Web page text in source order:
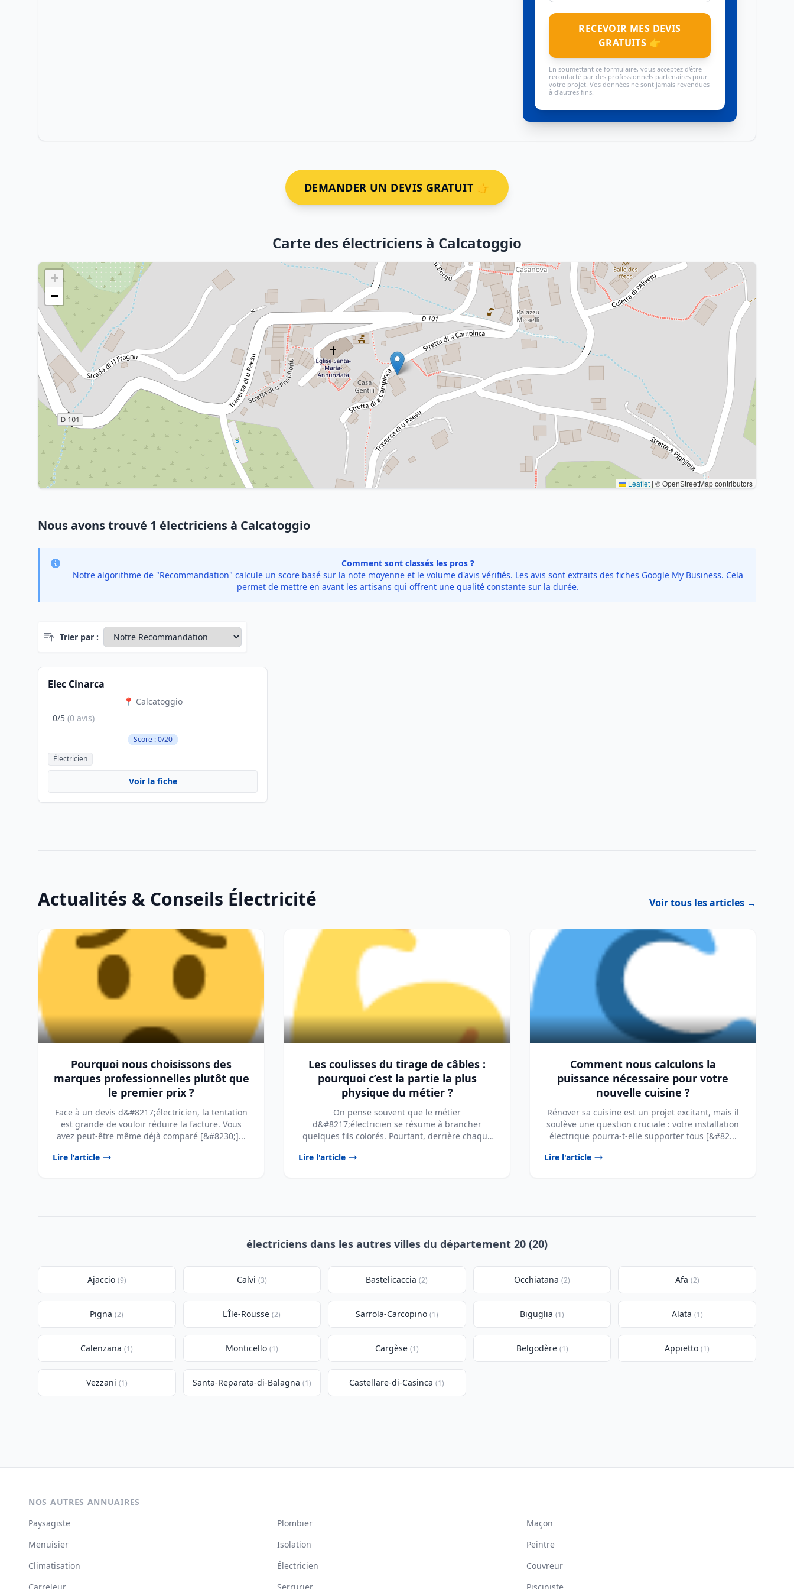
RECEVOIR MES DEVIS
GRATUITS 👉
En soumettant ce formulaire, vous acceptez d'être
recontacté par des professionnels partenaires pour
votre projet. Vos données ne sont jamais revendues
à d'autres fins.
DEMANDER UN DEVIS GRATUIT 👉
Carte des électriciens à Calcatoggio
+
−
Leaflet | © OpenStreetMap contributors
Nous avons trouvé 1 électriciens à Calcatoggio
Comment sont classés les pros ?
Notre algorithme de "Recommandation" calcule un score basé sur la note moyenne et le volume d'avis vérifiés. Les avis sont extraits des fiches Google My Business. Cela
permet de mettre en avant les artisans qui offrent une qualité constante sur la durée.
Trier par :
Elec Cinarca
📍 Calcatoggio
0/5 (0 avis)
Score : 0/20
Électricien
Voir la fiche
Actualités & Conseils Électricité Voir tous les articles →
Pourquoi nous choisissons des
marques professionnelles plutôt que
le premier prix ?
Face à un devis d&#8217;électricien, la tentation
est grande de vouloir réduire la facture. Vous
avez peut-être même déjà comparé [&#8230;]...
Lire l'article
Les coulisses du tirage de câbles :
pourquoi c’est la partie la plus
physique du métier ?
On pense souvent que le métier
d&#8217;électricien se résume à brancher
quelques fils colorés. Pourtant, derrière chaque
Lire l'article
Comment nous calculons la
puissance nécessaire pour votre
nouvelle cuisine ?
Rénover sa cuisine est un projet excitant, mais il
soulève une question cruciale : votre installation
électrique pourra-t-elle supporter tous [&#82...
Lire l'article
électriciens dans les autres villes du département 20 (20)
Ajaccio (9) Calvi (3) Bastelicaccia (2) Occhiatana (2) Afa (2)
Pigna (2) L'Île-Rousse (2) Sarrola-Carcopino (1) Biguglia (1) Alata (1)
Calenzana (1) Monticello (1) Cargèse (1) Belgodère (1) Appietto (1)
Vezzani (1) Santa-Reparata-di-Balagna (1) Castellare-di-Casinca (1)
NOS AUTRES ANNUAIRES
Paysagiste
Plombier
Maçon
Menuisier
Isolation
Peintre
Climatisation
Électricien
Couvreur